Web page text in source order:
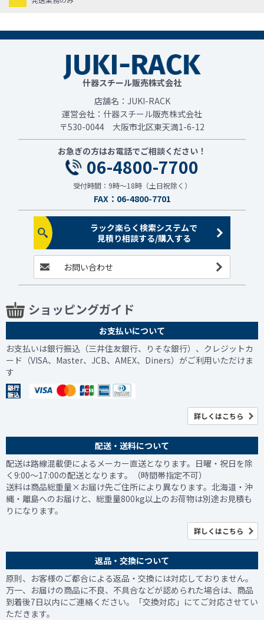
什器スチール販売株式会社
店舗名：JUKI-RACK
運営会社：什器スチール販売株式会社
〒530-0044 大阪市北区東天満1-6-12
お急ぎの方はお電話でご相談ください！
06-4800-7700
受付時間：9時～18時（土日祝除く）
FAX：06-4800-7701
ラック楽らく検索システムで
見積り相談する/購入する
お問い合わせ
ショッピングガイド
お支払いについて
お支払いは銀行振込（三井住友銀行、りそな銀行）、クレジットカ
ード（VISA、Master、JCB、AMEX、Diners）がご利用いただけま
す
詳しくはこちら
配送・送料について
配送は路線混載便によるメーカー直送となります。日曜・祝日を除
く9:00～17:00の配送となります。（時間帯指定不可）
送料は商品総重量×お届け先ご住所により異なります。北海道・沖
縄・離島へのお届けと、総重量800kg以上のお荷物は別途お見積も
りになります。
詳しくはこちら
返品・交換について
原則、お客様のご都合による返品・交換には対応しておりません。
万一、お届けの商品に不良、不具合などが認められた場合は、商品
到着後7日以内にご連絡ください。「交換対応」にてご対応させてい
ただきます。